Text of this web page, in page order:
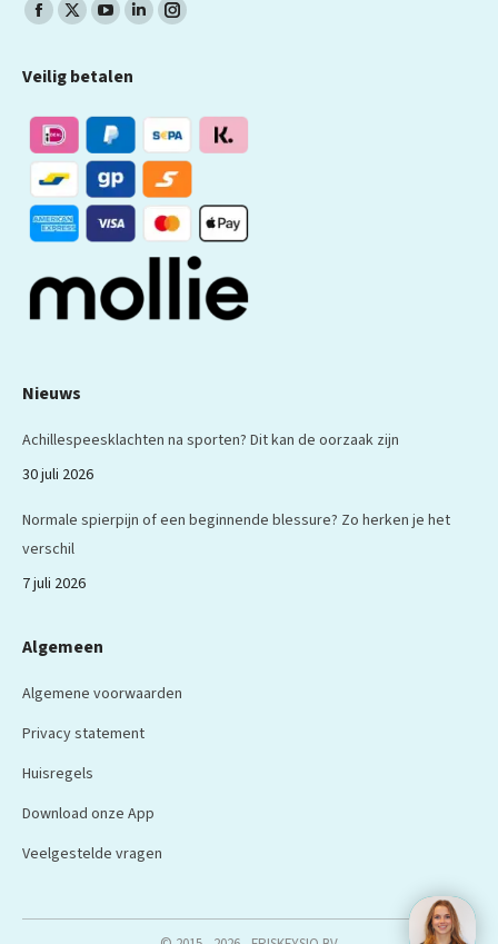
Volg ons op:
Facebook
wordt
geopend
in
een
nieuw
venster
X
wordt
geopend
een
nieuw
venster
YouTube
wordt
geopend
in
een
nieuw
venster
LinkedIn
een
nieuw
venster
Instagram
in
een
nieuw
venster
Veilig betalen
Nieuws
Achillespeesklachten na sporten? Dit kan de oorzaak zijn
30 juli 2026
Normale spierpijn of een beginnende blessure? Zo herken je het
verschil
7 juli 2026
Algemeen
Algemene voorwaarden
Privacy statement
Huisregels
Download onze App
Veelgestelde vragen